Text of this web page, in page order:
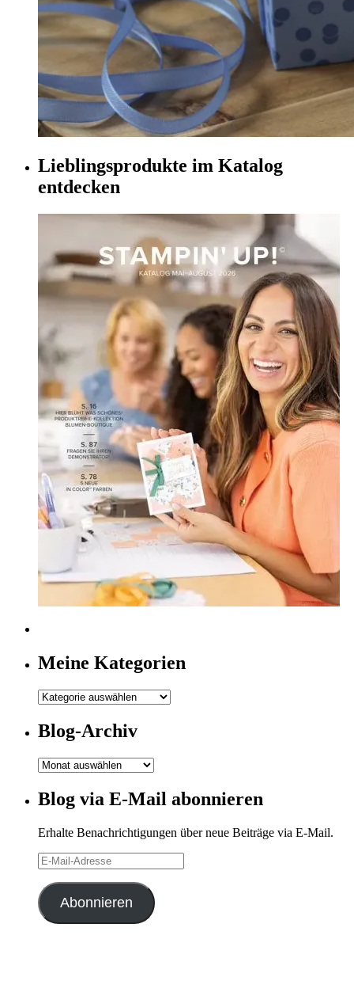
Lieblingsprodukte im Katalog
entdecken
Meine Kategorien
Meine
Blog-Archiv
Blog-
Blog via E-Mail abonnieren
Erhalte Benachrichtigungen über neue Beiträge via E-Mail.
E-
Mail-
Adresse
Abonnieren